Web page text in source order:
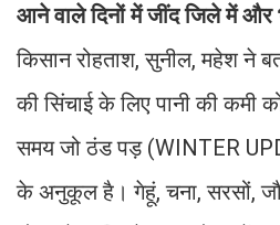
आने वाले दिनों में जींद जिले में और
किसान रोहताश, सुनील, महेश ने
की सिंचाई के लिए पानी की कमी
समय जो ठंड पड़ (WINTER
के अनुकूल है। गेहूं, चना, सरसों,